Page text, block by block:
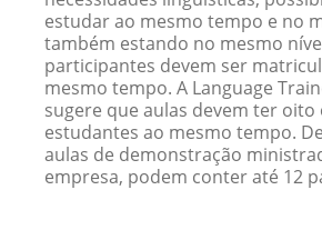
estudar ao mesmo tempo e no
também estando no mesmo
participantes devem ser
mesmo tempo. A Language
sugere que aulas devem ter oito
estudantes ao mesmo tempo.
aulas de demonstração
empresa, podem conter até 12